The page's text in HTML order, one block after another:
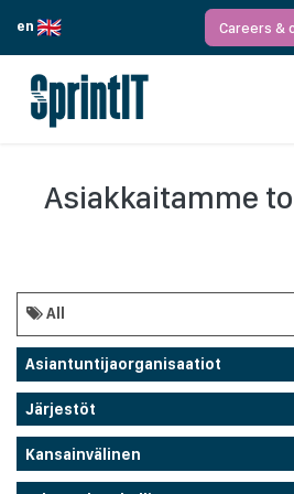
en
Careers &
Asiakkaitamme
All
Asiantuntijaorganisaatiot
Järjestöt
Kansainvälinen